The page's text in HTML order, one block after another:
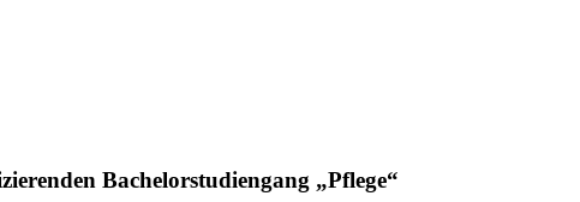
Bachelorstudiengang „Pflege“